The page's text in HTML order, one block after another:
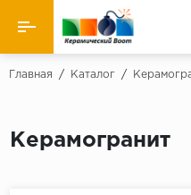
Назад
Керамическая плитка
Главная / Каталог /
Керамогранит